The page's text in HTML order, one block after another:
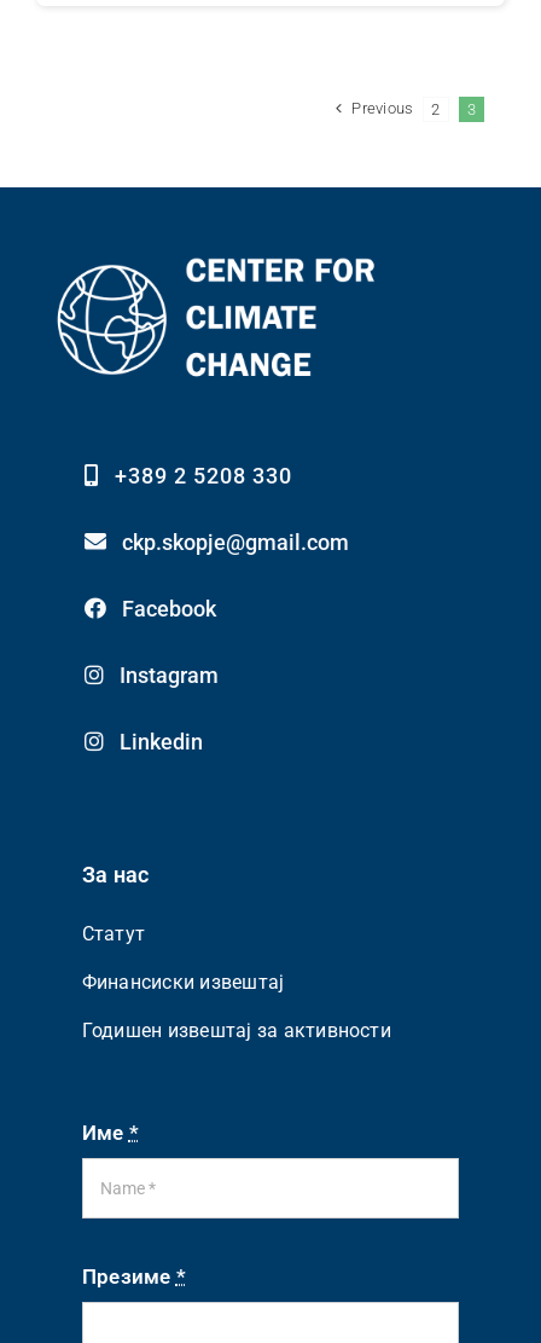
Previous 2 3
+389 2 5208 330
ckp.skopje@gmail.com
Facebook
Instagram
Linkedin
За нас
Статут
Финансиски извештај
Годишен извештај за активности
Име *
Презиме *